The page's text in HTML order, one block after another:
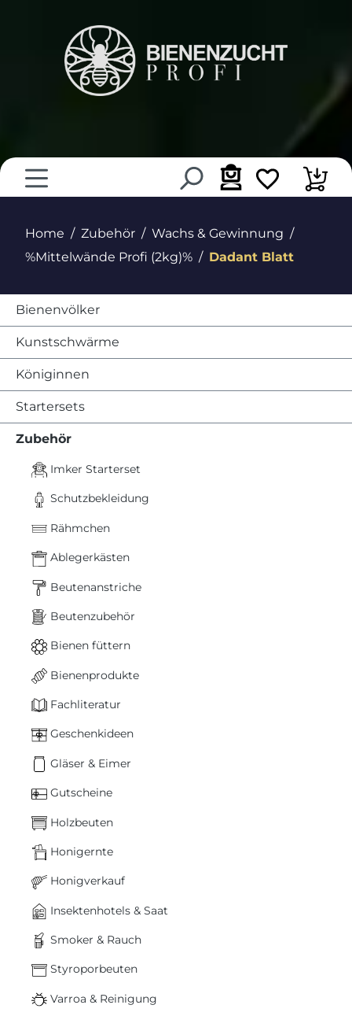
Home Zubehör
Wachs & Gewinnung
%Mittelwände Profi (2kg)%
Dadant Blatt
Bienenvölker
Kunstschwärme
Königinnen
Startersets
Zubehör
Imker Starterset
Schutzbekleidung
Rähmchen
Ablegerkästen
Beutenanstriche
Beutenzubehör
Bienen füttern
Bienenprodukte
Fachliteratur
Geschenkideen
Gläser & Eimer
Gutscheine
Holzbeuten
Honigernte
Honigverkauf
Insektenhotels & Saat
Smoker & Rauch
Styroporbeuten
Varroa & Reinigung